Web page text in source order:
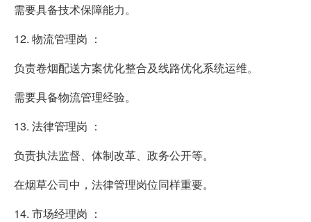
需要具备技术保障能力。
12. 物流管理岗 ：
负责卷烟配送方案优化整合及线路优化系统运维。
需要具备物流管理经验。
13. 法律管理岗 ：
负责执法监督、体制改革、政务公开等。
在烟草公司中，法律管理岗位同样重要。
14. 市场经理岗 ：